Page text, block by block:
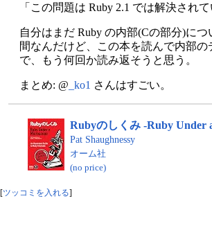
「この問題は Ruby 2.1 では解決され
自分はまだ Ruby の内部(Cの部分)に
間なんだけど、この本を読んで内部
で、もう何回か読み返そうと思う。
まとめ: @ _ko1 さんはすごい。
Rubyのしくみ -Ruby Under
Pat Shaughnessy
オーム社
(no price)
[ツッコミを入れる]